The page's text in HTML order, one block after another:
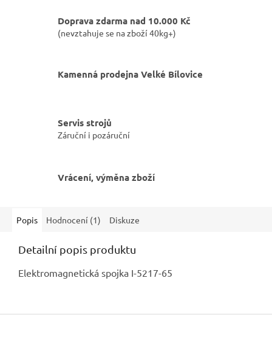
Doprava zdarma nad 10.000 Kč
(nevztahuje se na zboží 40kg+)
Kamenná prodejna Velké Bílovice
Servis strojů
Záruční i pozáruční
Vrácení, výměna zboží
Popis Hodnocení (1) Diskuze
Detailní popis produktu
Elektromagnetická spojka I-5217-65
Z